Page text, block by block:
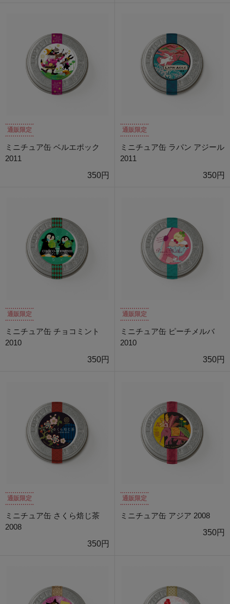
通販限定
ミニチュア缶 ベルエポック
2011
350円
通販限定
ミニチュア缶 ラパン アジール
2011
350円
通販限定
ミニチュア缶 チョコミント
2010
350円
通販限定
ミニチュア缶 ピーチメルバ
2010
350円
通販限定
ミニチュア缶 さくら焙じ茶
2008
350円
通販限定
ミニチュア缶 アジア 2008
350円